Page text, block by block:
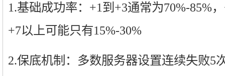
1.基础成功率：+1到+3通常为70%-85%
+7以上可能只有15%-30%
2.保底机制：多数服务器设置连续失败5